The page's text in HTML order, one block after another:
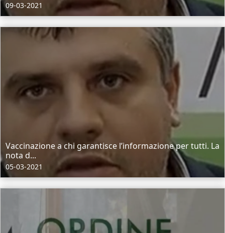
09-03-2021
Vaccinazione a chi garantisce l’informazione per tutti. La
nota d...
05-03-2021